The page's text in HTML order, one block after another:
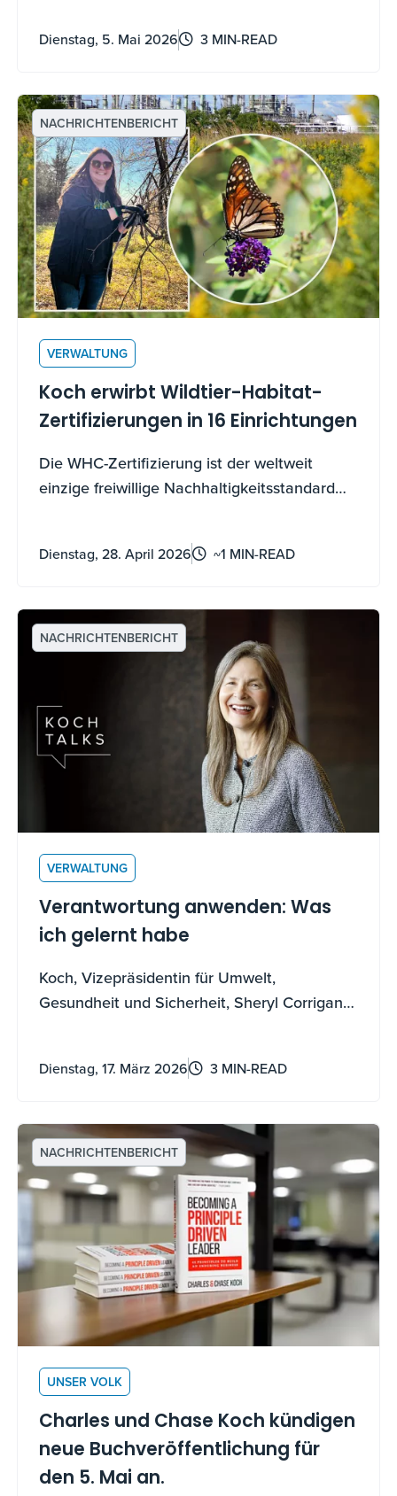
Dienstag, 5. Mai 2026 3 MIN-READ
NACHRICHTENBERICHT
VERWALTUNG
Koch erwirbt Wildtier-Habitat-
Zertifizierungen in 16 Einrichtungen
Die WHC-Zertifizierung ist der weltweit
einzige freiwillige Nachhaltigkeitsstandard
Unternehmensflächen. Der Erwerb dieser
messbare, fortlaufende Arbeit und keine
einmalige Anwendung.
Dienstag, 28. April 2026 ~1 MIN-READ
NACHRICHTENBERICHT
VERWALTUNG
Verantwortung anwenden: Was
ich gelernt habe
Koch, Vizepräsidentin für Umwelt,
Gesundheit und Sicherheit, Sheryl Corrigan,
Dienstag, 17. März 2026 3 MIN-READ
NACHRICHTENBERICHT
UNSER VOLK
Charles und Chase Koch kündigen
neue Buchveröffentlichung für
den 5. Mai an.